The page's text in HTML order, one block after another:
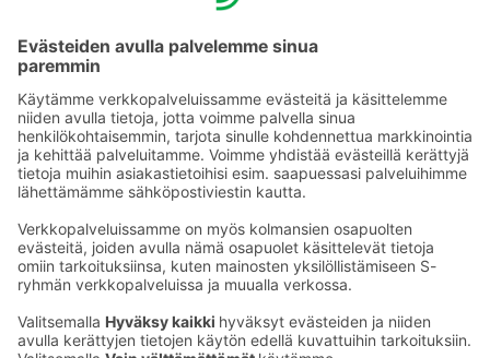
Mobiilitilaaminen on käytössä hotellimme ravintoloissa
(Bar & Bistro
ja Trattoria) sekä vastaanotossamme,
johon voit tilata Trattorian valikoimaa.
Ota yhteyttä
Hotellien yhteystiedot
Asiakaspalvelun yhteystiedot›
Palaute
Sokos Hotels uutiskirje
Tilaa uutiskirje
Saat Sokos Hotellien uusimmat
edut ja uutiset sähköpostiisi